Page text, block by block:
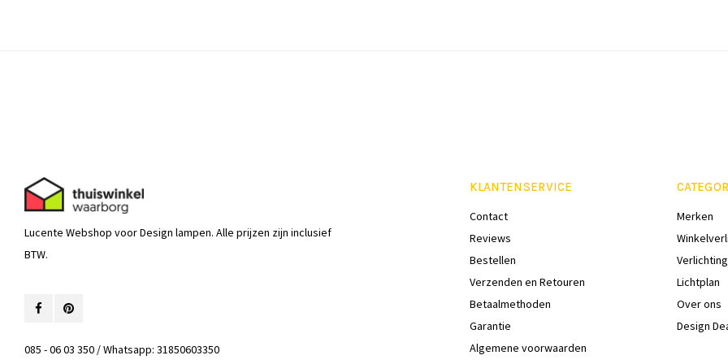
Lucente Webshop voor Design lampen. Alle prijzen zijn inclusief
BTW.
085 - 06 03 350 / Whatsapp: 31850603350
KLANTENSERVICE
Contact
Reviews
Bestellen
Verzenden en Retouren
Betaalmethoden
Garantie
Algemene voorwaarden
Merken
Verlichting
Lichtplan
Over ons
Design